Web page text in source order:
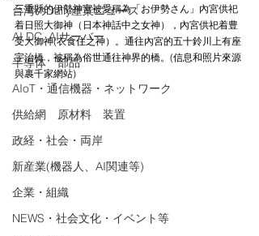
台湾のDaily産業ニュース
AI DC, AIサーバー
半導体 部品
AIoT・通信機器・ネットワーク
供給網 原材料 装置
政経・社会・両岸
新産業(機器人、AI関連等)
企業・組織
NEWS・社会文化・イベント等
三重縣的伊勢神宮被愛稱為「お伊勢さん」內宮供祀
着日照大御神（日本神話中之女神），內宮供祀着豊
受大御神(衣食住之神）。通往內宮的五十鈴川上有座
宇治橋，被稱為俗世通往神界的橋。(信息和照片來源
與裹千家網站)